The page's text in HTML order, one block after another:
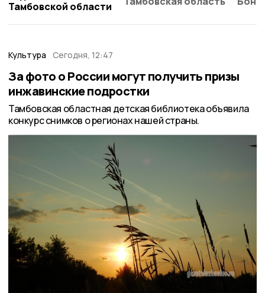
Тамбовской области
Культура Сегодня, 12:47
За фото о России могут получить призы
инжавинские подростки
Тамбовская областная детская библиотека объявила
конкурс снимков о регионах нашей страны.